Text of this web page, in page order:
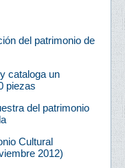
del patrimonio de
cataloga un
piezas
del patrimonio
Cultural
2012)